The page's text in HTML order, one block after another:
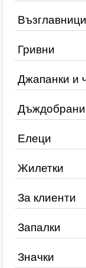
Възглавници
Гривни
Джапанки и
Дъждобрани
Елеци
Жилетки
За клиенти
Запалки
Значки